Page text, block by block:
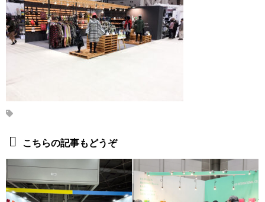
こちらの記事もどうぞ